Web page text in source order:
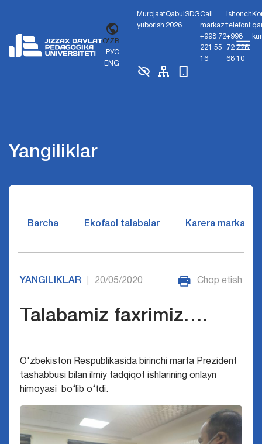
O'ZB
РУС
ENG
Murojaat
yuborish
Qabul
2026
SDGCall
markaz:
+998 72
221 55
16
Ishonch
telefoni:
+998
72 226
68 10
Yangiliklar
Barcha Ekofaol talabalar Karera markazi
YANGILIKLAR 20/05/2020 Chop etish
Talabamiz faxrimiz….
O‘zbekiston Respublikasida birinchi marta Prezident
tashabbusi bilan ilmiy tadqiqot ishlarining onlayn
himoyasi bo‘lib o‘tdi.